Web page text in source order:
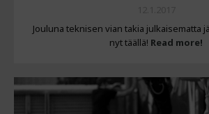
Jouluna teknisen vian takia julkaisematta
nyt täällä! Read more!